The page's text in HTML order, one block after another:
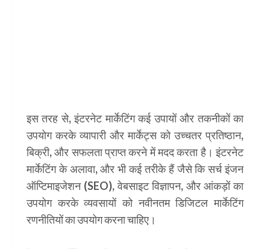
इस तरह से, इंटरनेट मार्केटिंग कई उपायों और तकनीकों का
उपयोग करके व्यापारी और मार्केट्स को उच्चतर प्रतिष्ठान,
बिक्री, और सफलता प्राप्त करने में मदद करता है। इंटरनेट
मार्केटिंग के अलावा, और भी कई तरीके हैं जैसे कि सर्च इंजन
ऑप्टिमाइजेशन (SEO), वेबसाइट विज्ञापन, और आंकड़ों का
उपयोग करके व्यवसायों को नवीनतम डिजिटल मार्केटिंग
रणनीतियों का उपयोग करना चाहिए।